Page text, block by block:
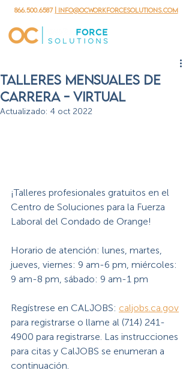
866.500.6587 | info@ocworkforcesolutions.com
Talleres Mensuales de
Carrera - Virtual
Actualizado: 4 oct 2022
¡Talleres profesionales gratuitos en el
Centro de Soluciones para la Fuerza
Laboral del Condado de Orange!
Horario de atención: lunes, martes,
jueves, viernes: 9 am-6 pm, miércoles:
9 am-8 pm, sábado: 9 am-1 pm
Regístrese en CALJOBS: caljobs.ca.gov
para registrarse o llame al (714) 241-
4900 para registrarse. Las instrucciones
para citas y CalJOBS se enumeran a
continuación.